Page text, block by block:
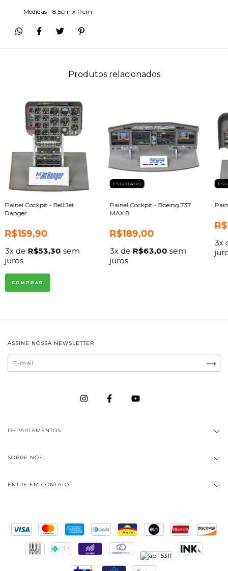
Medidas - 8,5cm x 11 cm
Produtos relacionados
Painel Cockpit - Bell Jet
Ranger
R$159,90
3x de R$53,30 sem
juros
ESGOTADO
Painel Cockpit - Boeing 737
MAX 8
R$189,00
3x de R$63,00 sem
juros
3x
ASSINE NOSSA NEWSLETTER
DEPARTAMENTOS
SOBRE NÓS
ENTRE EM CONTATO